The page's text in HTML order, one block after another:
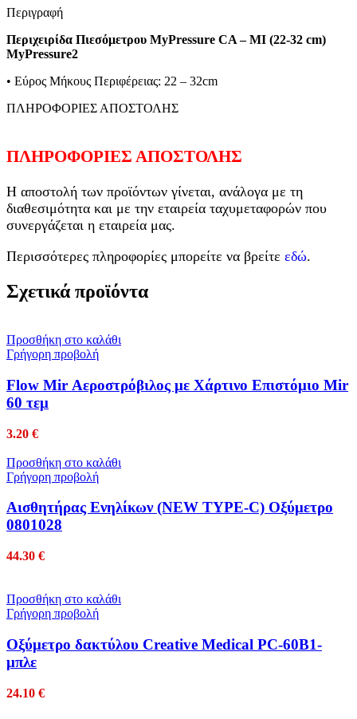
Περιγραφή
Περιχειρίδα Πιεσόμετρου MyPressure CA – MI (22-32 cm)
MyPressure2
• Εύρος Μήκους Περιφέρειας: 22 – 32cm
ΠΛΗΡΟΦΟΡΙΕΣ ΑΠΟΣΤΟΛΗΣ
ΠΛΗΡΟΦΟΡΙΕΣ ΑΠΟΣΤΟΛΗΣ
Η αποστολή των προϊόντων γίνεται, ανάλογα με τη
διαθεσιμότητα και με την εταιρεία ταχυμεταφορών που
συνεργάζεται η εταιρεία μας.
Περισσότερες πληροφορίες μπορείτε να βρείτε εδώ.
Σχετικά προϊόντα
Προσθήκη στο καλάθι
Γρήγορη προβολή
Flow Mir Αεροστρόβιλος με Χάρτινο Επιστόμιο Mir
60 τεμ
3.20 €
Προσθήκη στο καλάθι
Γρήγορη προβολή
Αισθητήρας Ενηλίκων (NEW TYPE-C) Οξύμετρο
0801028
44.30 €
Προσθήκη στο καλάθι
Γρήγορη προβολή
Οξύμετρο δακτύλου Creative Medical PC-60B1-
μπλε
24.10 €